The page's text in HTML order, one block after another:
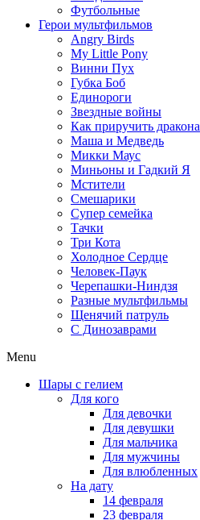
Футбольные
Герои мультфильмов
Angry Birds
My Little Pony
Винни Пух
Губка Боб
Единороги
Звездные войны
Как приручить дракона
Маша и Медведь
Микки Маус
Миньоны и Гадкий Я
Мстители
Смешарики
Супер семейка
Тачки
Три Кота
Холодное Сердце
Человек-Паук
Черепашки-Ниндзя
Разные мультфильмы
Щенячий патруль
C Динозаврами
Menu
Шары с гелием
Для кого
Для девочки
Для девушки
Для мальчика
Для мужчины
Для влюбленных
На дату
14 февраля
23 февраля